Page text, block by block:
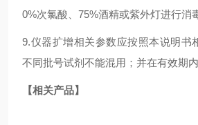
0%次氯酸、75%酒精或紫外灯进行消
9.仪器扩增相关参数应按照本说明书
不同批号试剂不能混用；并在有效期内
【相关产品】